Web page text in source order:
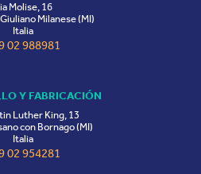
Molise, 16
Milanese (MI)
Italia
02 988981
Y FABRICACIÓN
Luther King, 13
con Bornago (MI)
Italia
02 954281